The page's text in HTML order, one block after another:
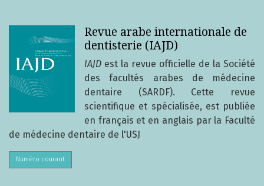
Revue arabe internationale de
dentisterie (IAJD)
IAJD est la revue officielle de la Société
des facultés arabes de médecine
dentaire (SARDF). Cette revue
scientifique et spécialisée, est publiée
en français et en anglais par la Faculté
de médecine dentaire de l'USJ
Numéro courant